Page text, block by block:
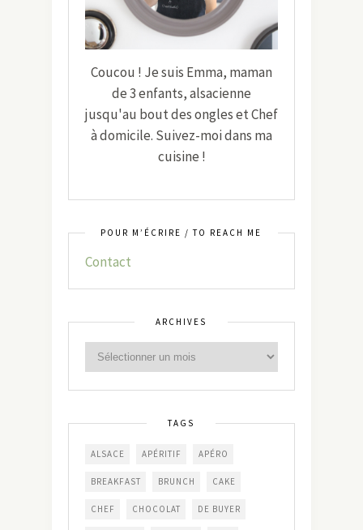
Coucou ! Je suis Emma, maman
de 3 enfants, alsacienne
jusqu'au bout des ongles et Chef
à domicile. Suivez-moi dans ma
cuisine !
POUR M’ÉCRIRE / TO REACH ME
Contact
ARCHIVES
TAGS
ALSACE APÉRITIF APÉRO
BREAKFAST BRUNCH CAKE
CHEF CHOCOLAT DE BUYER